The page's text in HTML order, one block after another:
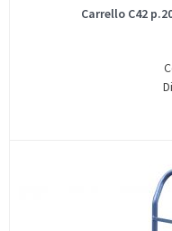
Carrello C42